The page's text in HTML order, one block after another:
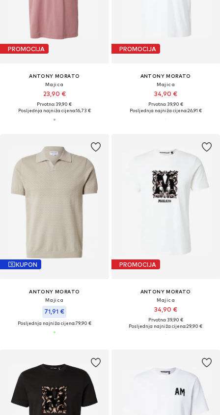
PROMOCIJA
ANTONY MORATO
Majica
23,90 €
Prvotno: 39,90 €
Posljednja najniža cijena:16,73 €
PROMOCIJA
ANTONY MORATO
Majica
34,90 €
Prvotno: 39,90 €
Posljednja najniža cijena:26,91 €
KUPON
ANTONY MORATO
Majica
71,91 €
Posljednja najniža cijena:79,90 €
PROMOCIJA
ANTONY MORATO
Majica
34,90 €
Prvotno: 39,90 €
Posljednja najniža cijena:29,90 €